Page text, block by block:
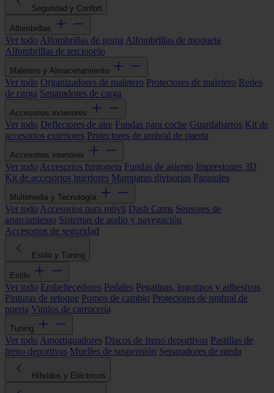
Seguridad y Confort
Alfombrillas
Ver todo Alfombrillas de goma Alfombrillas de moqueta
Alfombrillas de terciopelo
Maletero y Almacenamiento
Ver todo Organizadores de maletero Protectores de maletero Redes
de carga Separadores de carga
Accesorios exteriores
Ver todo Deflectores de aire Fundas para coche Guardabarros Kit de
accesorios exteriores Protectores de umbral de puerta
Accesorios interiores
Ver todo Accesorios furgoneta Fundas de asiento Impresiones 3D
Kit de accesorios interiores Mamparas divisorias Parasoles
Multimedia y Tecnología
Ver todo Accesorios para móvil Dash Cams Sensores de
aparcamiento Sistemas de audio y navegación
Accesorios de seguridad
Estilo y Tuning
Estilo
Ver todo Embellecedores Pedales Pegatinas, logotipos y adhesivos
Pinturas de retoque Pomos de cambio Protectores de umbral de
puerta Vinilos de carrocería
Tuning
Ver todo Amortiguadores Discos de freno deportivos Pastillas de
freno deportivas Muelles de suspensión Separadores de rueda
Híbridos y Eléctricos